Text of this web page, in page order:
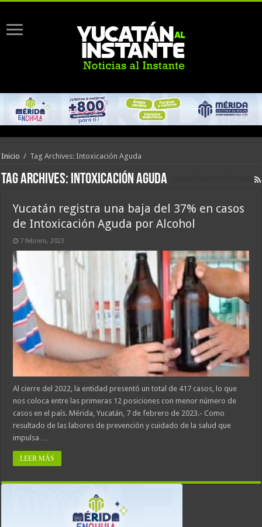
Inicio / Tag Archives: Intoxicación Aguda
Tag Archives: Intoxicación Aguda
Yucatán registra una baja del 37% en casos
de Intoxicación Aguda por Alcohol
7 febrero, 2023
Al cierre del 2022, la entidad presentó un total de 417 casos, lo que
nos coloca entre las primeras 12 posiciones con menor número de
casos en el país. Mérida, Yucatán, 7 de febrero de 2023.- Como
resultado de las labores de prevención y cuidado de la salud que
impulsa …
LEER MÁS